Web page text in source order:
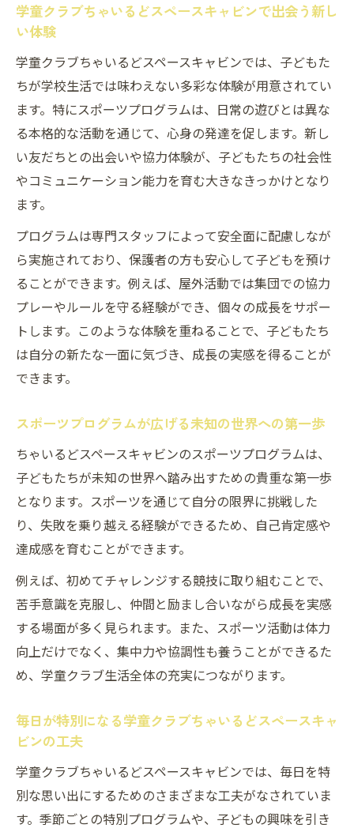
学童クラブちゃいるどスペースキャビンで出会う新し
い体験
学童クラブちゃいるどスペースキャビンでは、子どもた
ちが学校生活では味わえない多彩な体験が用意されてい
ます。特にスポーツプログラムは、日常の遊びとは異な
る本格的な活動を通じて、心身の発達を促します。新し
い友だちとの出会いや協力体験が、子どもたちの社会性
やコミュニケーション能力を育む大きなきっかけとなり
ます。
プログラムは専門スタッフによって安全面に配慮しなが
ら実施されており、保護者の方も安心して子どもを預け
ることができます。例えば、屋外活動では集団での協力
プレーやルールを守る経験ができ、個々の成長をサポー
トします。このような体験を重ねることで、子どもたち
は自分の新たな一面に気づき、成長の実感を得ることが
できます。
スポーツプログラムが広げる未知の世界への第一歩
ちゃいるどスペースキャビンのスポーツプログラムは、
子どもたちが未知の世界へ踏み出すための貴重な第一歩
となります。スポーツを通じて自分の限界に挑戦した
り、失敗を乗り越える経験ができるため、自己肯定感や
達成感を育むことができます。
例えば、初めてチャレンジする競技に取り組むことで、
苦手意識を克服し、仲間と励まし合いながら成長を実感
する場面が多く見られます。また、スポーツ活動は体力
向上だけでなく、集中力や協調性も養うことができるた
め、学童クラブ生活全体の充実につながります。
毎日が特別になる学童クラブちゃいるどスペースキャ
ビンの工夫
学童クラブちゃいるどスペースキャビンでは、毎日を特
別な思い出にするためのさまざまな工夫がなされていま
す。季節ごとの特別プログラムや、子どもの興味を引き